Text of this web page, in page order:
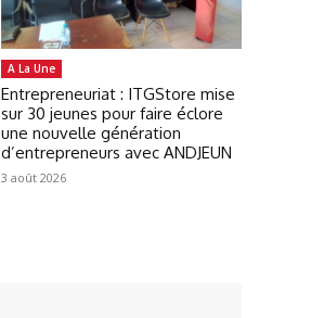
A La Une
Entrepreneuriat : ITGStore mise
sur 30 jeunes pour faire éclore
une nouvelle génération
d’entrepreneurs avec ANDJEUN
3 août 2026